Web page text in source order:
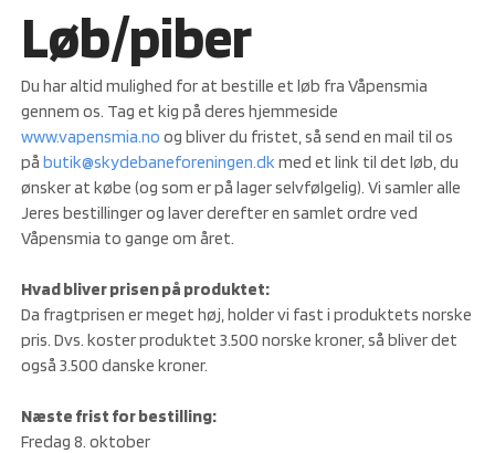
Løb/piber
Du har altid mulighed for at bestille et løb fra Våpensmia
gennem os. Tag et kig på deres hjemmeside
www.vapensmia.no og bliver du fristet, så send en mail til os
påbutik@skydebaneforeningen.dk med et link til det løb, du
ønsker at købe (og som er på lager selvfølgelig). Vi samler alle
Jeres bestillinger og laver derefter en samlet ordre ved
Våpensmia to gange om året.
Hvad bliver prisen på produktet:
Da fragtprisen er meget høj, holder vi fast i produktets norske
pris. Dvs. koster produktet 3.500 norske kroner, så bliver det
også 3.500 danske kroner.
Næste frist for bestilling:
Fredag 8. oktober